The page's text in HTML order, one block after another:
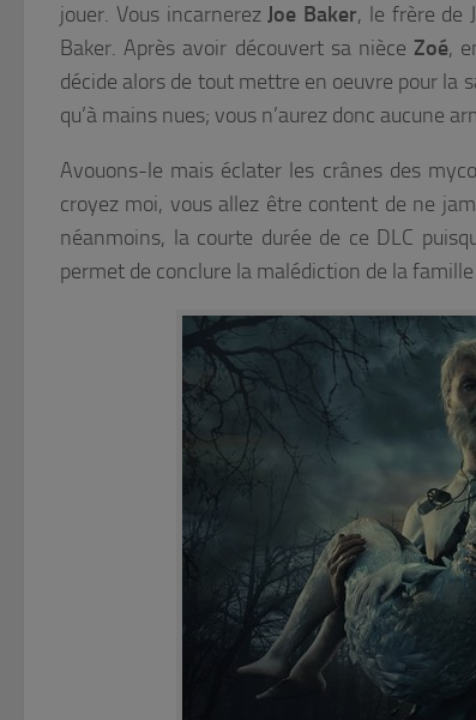
jouer. Vous incarnerezJoe Baker, le frère de
Baker. Après avoir découvert sa nièce Zoé,
décide alors de tout mettre en oeuvre pour la
qu’à mains nues; vous n’aurez donc aucune
Avouons-le mais éclater les crânes des
croyez moi, vous allez être content de ne
néanmoins, la courte durée de ce DLC
permet de conclure la malédiction de la